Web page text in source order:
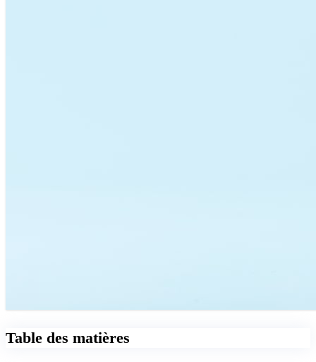
Table des matières